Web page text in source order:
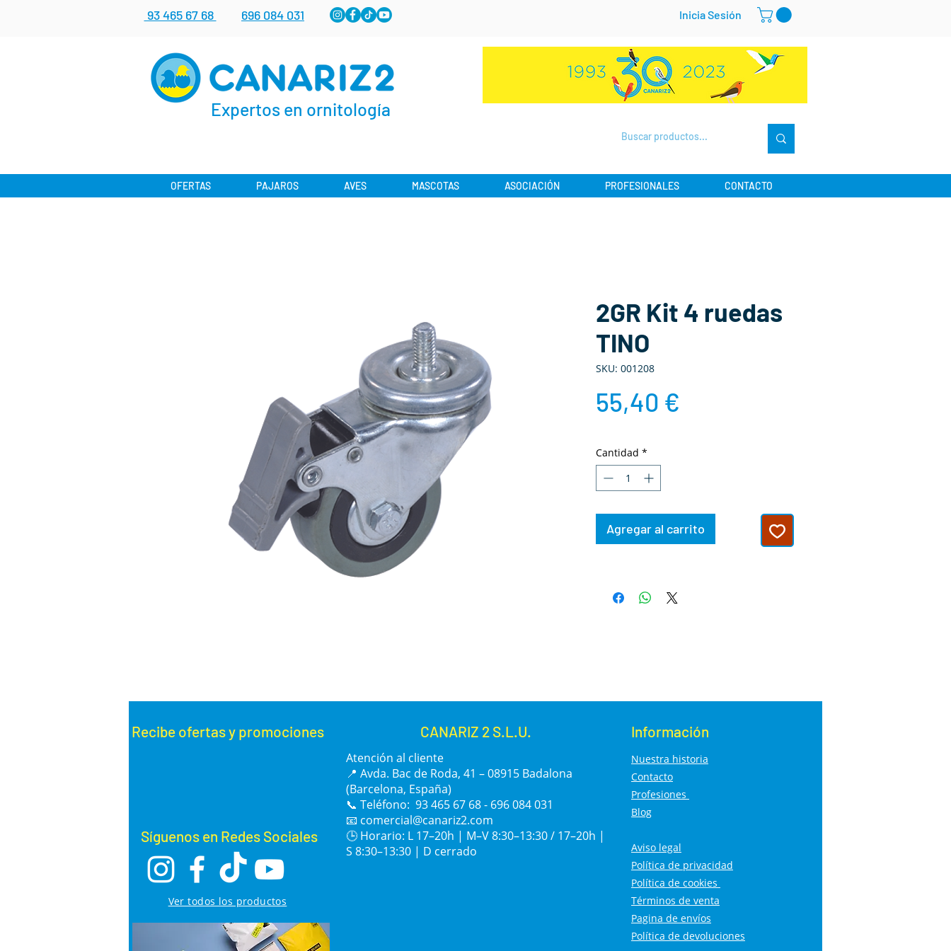
93 465 67 68 696 084 031 Inicia Sesión
Expertos en ornitología
OFERTAS PAJAROS AVES MASCOTAS ASOCIACIÓN PROFESIONALES CONTACTO
2GR Kit 4 ruedas
TINO
SKU: 001208
55,40 €
Cantidad *
Agregar al carrito
Recibe ofertas y promociones
Síguenos en Redes Sociales
Ver todos los productos
CANARIZ 2 S.L.U.
Atención al cliente
📍 Avda. Bac de Roda, 41 – 08915 Badalona
(Barcelona, España)
📞 Teléfono: 93 465 67 68 - 696 084 031
📧 comercial@canariz2.com
🕒 Horario: L 17–20h | M–V 8:30–13:30 / 17–20h |
S 8:30–13:30 | D cerrado
Información
Nuestra historia
Contacto
Profesiones
Blog
Aviso legal
Política de privacidad
Política de cookies
Términos de venta
Pagina de envíos
Política de devoluciones